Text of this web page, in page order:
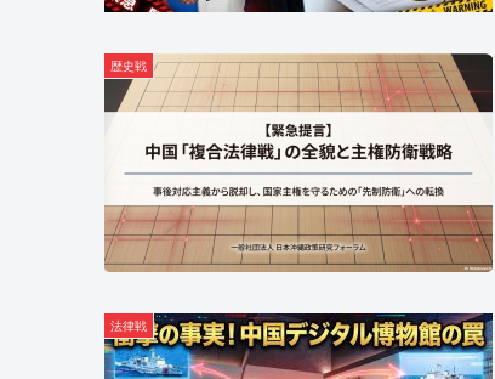
歴史戦
法律戦